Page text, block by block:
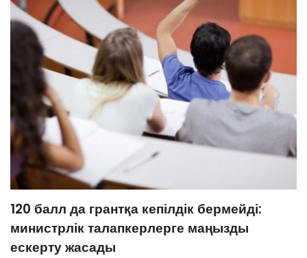
120 балл да грантқа кепілдік бермейді:
министрлік талапкерлерге маңызды
ескерту жасады